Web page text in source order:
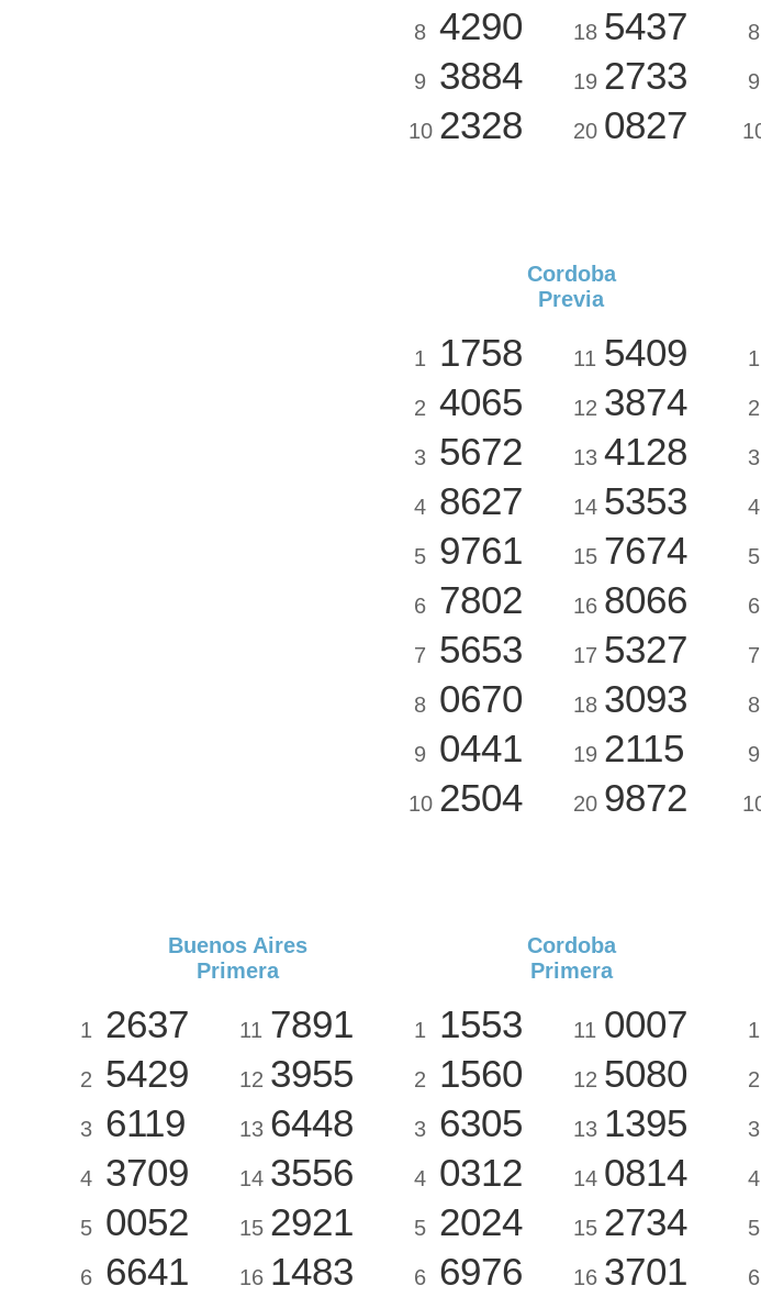
8 4290
9 3884
10 2328
18 5437
19 2733
20 0827
8
9
Cordoba
Previa
1 1758
2 4065
3 5672
4 8627
5 9761
6 7802
7 5653
8 0670
9 0441
10 2504
11 5409
12 3874
13 4128
14 5353
15 7674
16 8066
17 5327
18 3093
19 2115
20 9872
1
2
3
4
5
6
7
8
9
Buenos Aires
Primera
1 2637
2 5429
3 6119
4 3709
5 0052
6 6641
11 7891
12 3955
13 6448
14 3556
15 2921
16 1483
Cordoba
Primera
1 1553
2 1560
3 6305
4 0312
5 2024
6 6976
11 0007
12 5080
13 1395
14 0814
15 2734
16 3701
1
2
3
4
5
6